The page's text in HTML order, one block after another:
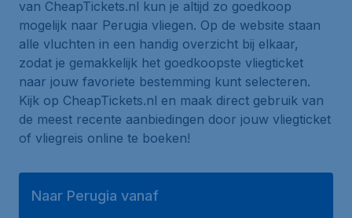
van CheapTickets.nl kun je altijd zo goedkoop
mogelijk naar Perugia vliegen. Op de website staan
alle vluchten in een handig overzicht bij elkaar,
zodat je gemakkelijk het goedkoopste vliegticket
naar jouw favoriete bestemming kunt selecteren.
Kijk op CheapTickets.nl en maak direct gebruik van
de meest recente aanbiedingen door jouw vliegticket
of vliegreis online te boeken!
Naar Perugia vanaf